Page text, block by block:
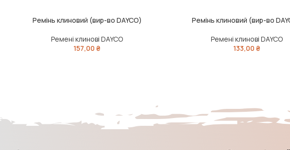
ДОДАТИ В КОШИК
Ремінь клиновий (вир-во DAYCO)
Ремені клинові DAYCO
157,00₴
ДОДАТИ В КОШИК
Ремінь клиновий (вир-во
Ремені клинові DAYCO
133,00 ₴